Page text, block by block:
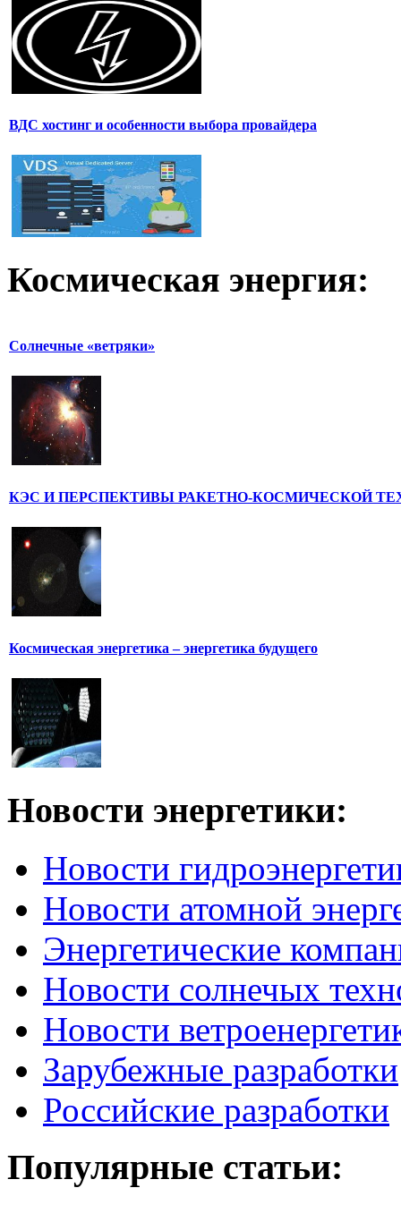
ВДС хостинг и особенности выбора провайдера
Космическая энергия:
Солнечные «ветряки»
КЭС И ПЕРСПЕКТИВЫ РАКЕТНО-КОСМИЧЕСКОЙ
Космическая энергетика – энергетика будущего
Новости энергетики:
Новости
Новости атомной
Энергетические
Новости солнечых
Новости
Зарубежные разработки
Российские разработки
Популярные статьи: